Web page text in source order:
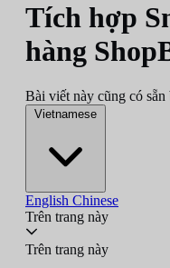
Tích hợp
hàng
Bài viết này cũng có sẵn
Vietnamese
English Chinese
Trên trang này
Trên trang này